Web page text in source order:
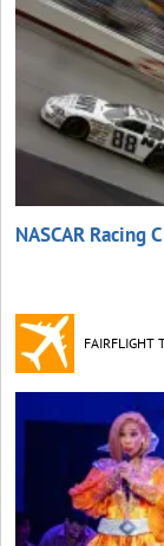
NASCAR Racing
FAIRFLIGHT